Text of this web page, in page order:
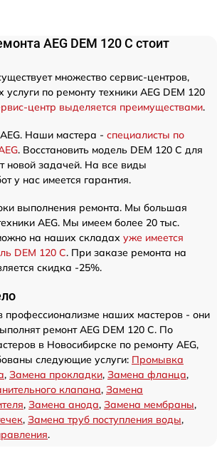
AEG DEM 120 C стоит
множество сервис-центров,
по ремонту техники AEG DEM 120
центр выделяется преимуществами.
Наши мастера - специалисты по
. Восстановить модель DEM 120 C для
новой задачей. На все виды
у нас имеется гарантия.
выполнения ремонта. Мы большая
AEG. Мы имеем более 20 тыс.
на наших складах уже имеется
DEM 120 C. При заказе ремонта на
скидка -25%.
профессионализме наших мастеров - они
ремонт AEG DEM 120 C. По
в Новосибирске по ремонту AEG,
следующие услуги: Промывка
, Замена прокладки, Замена фланца,
клапана, Замена
, Замена анода, Замена мембраны,
, Замена труб поступления воды,
.